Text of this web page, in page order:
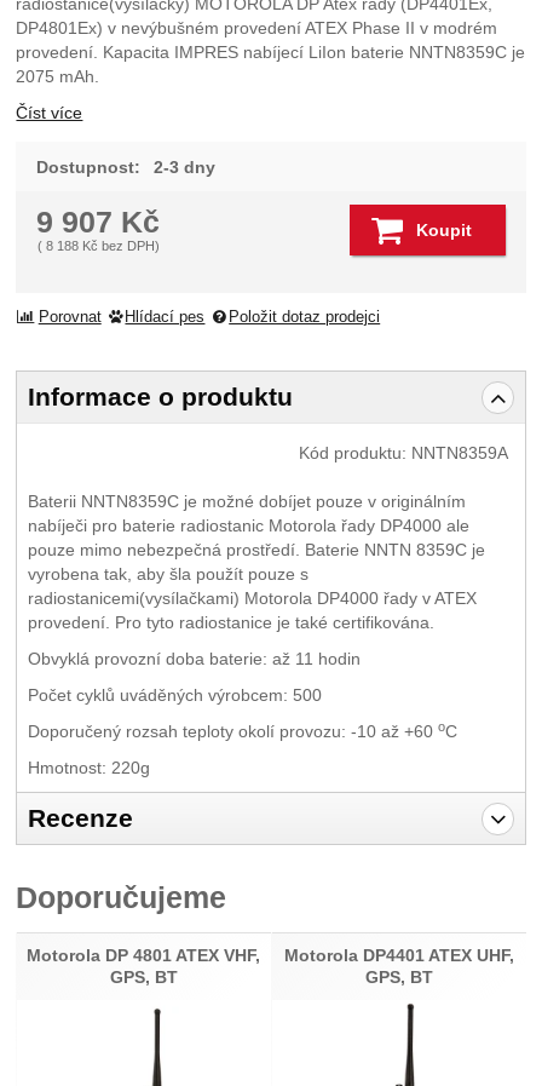
DP4801Ex) v nevýbušném provedení ATEX Phase II v modrém
provedení. Kapacita IMPRES nabíjecí LiIon baterie NNTN8359C je
2075 mAh.
Číst více
Dostupnost: 2-3 dny
9 907 Kč
(8 188 Kč bez DPH)
Koupit
Porovnat Hlídací pes Položit dotaz prodejci
Informace o produktu
Kód produktu: NNTN8359A
Baterii NNTN8359C je možné dobíjet pouze v originálním
nabíječi pro baterie radiostanic Motorola řady DP4000 ale
pouze mimo nebezpečná prostředí. Baterie NNTN 8359C je
vyrobena tak, aby šla použít pouze s
radiostanicemi(vysílačkami) Motorola DP4000 řady v ATEX
provedení. Pro tyto radiostanice je také certifikována.
Obvyklá provozní doba baterie: až 11 hodin
Počet cyklů uváděných výrobcem: 500
Doporučený rozsah teploty okolí provozu: -10 až +60 oC
Hmotnost: 220g
Recenze
Recenze
Nebyla přidána žádná recenze.
Doporučujeme
Motorola DP 4801 ATEX VHF,
GPS, BT
Motorola DP4401 ATEX UHF,
GPS, BT